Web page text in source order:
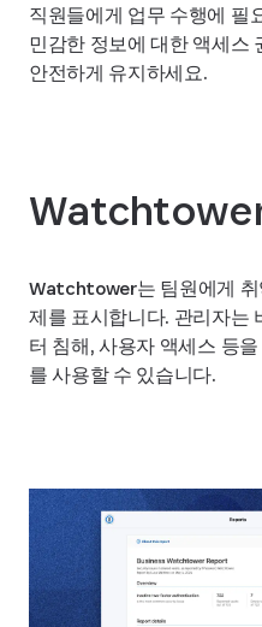
직원들에게 업무 수행에 필
민감한 정보에 대한 액세스
안전하게 유지하세요.
Watchtower는 팀원에게
제를 표시합니다. 관리자는
터 침해, 사용자 액세스 등
를 사용할 수 있습니다.